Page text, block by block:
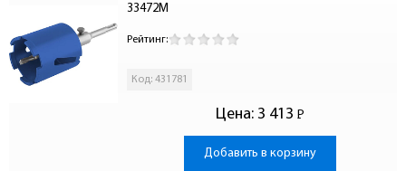
33472М
Рейтинг:
Код: 431781
Цена: 3 413 Р
-
Добавить в корзину